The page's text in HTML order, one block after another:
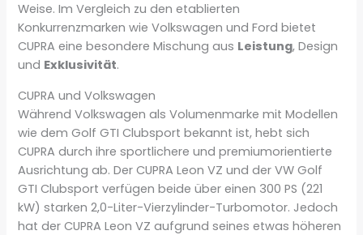
Weise. Im Vergleich zu den etablierten
Konkurrenzmarken wie Volkswagen und Ford bietet
CUPRA eine besondere Mischung aus Leistung, Design
und Exklusivität.
CUPRA und Volkswagen
Während Volkswagen als Volumenmarke mit Modellen
wie dem Golf GTI Clubsport bekannt ist, hebt sich
CUPRA durch ihre sportlichere und premiumorientierte
Ausrichtung ab. Der CUPRA Leon VZ und der VW Golf
GTI Clubsport verfügen beide über einen 300 PS (221
kW) starken 2,0-Liter-Vierzylinder-Turbomotor. Jedoch
hat der CUPRA Leon VZ aufgrund seines etwas höheren